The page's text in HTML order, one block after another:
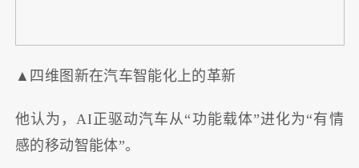
▲四维图新在汽车智能化上的革新
他认为，AI正驱动汽车从“功能载体”进化为“有情
感的移动智能体”。